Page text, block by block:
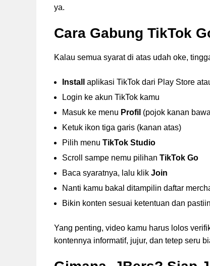
ya.
Cara Gabung TikTok
Kalau semua syarat di atas udah oke,
Install
aplikasi TikTok dari Play Store
Login ke akun TikTok kamu
Masuk ke menu Profil (pojok kanan
Ketuk ikon tiga garis (kanan atas)
Pilih menu TikTok Studio
Scroll sampe nemu pilihan TikTok Go
Baca syaratnya, lalu klik Join
Nanti kamu bakal ditampilin daftar
Bikin konten sesuai ketentuan dan pastiin
Yang penting, video kamu harus lolos
kontennya informatif, jujur, dan tetep seru